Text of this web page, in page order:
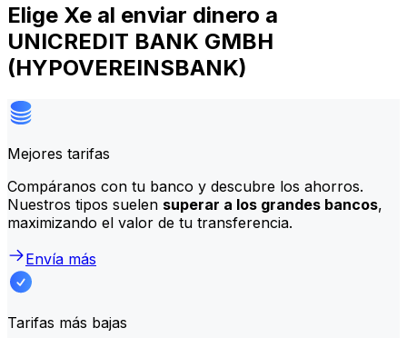
Elige Xe al enviar dinero a
UNICREDIT BANK GMBH
(HYPOVEREINSBANK)
Mejores tarifas
Compáranos con tu banco y descubre los ahorros.
Nuestros tipos suelen superar a los grandes bancos,
maximizando el valor de tu transferencia.
Envía más
Tarifas más bajas